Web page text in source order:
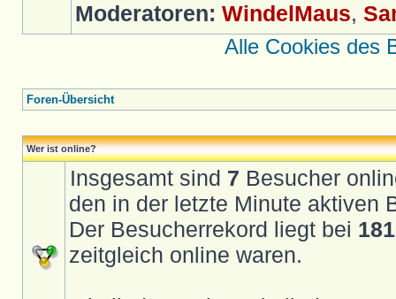
Moderatoren: WindelMaus,
Alle Cookies des
Foren-Übersicht
Wer ist online?
Insgesamt sind 7 Besucher
den in der letzte Minute aktiven
Der Besucherrekord liegt bei
zeitgleich online waren.